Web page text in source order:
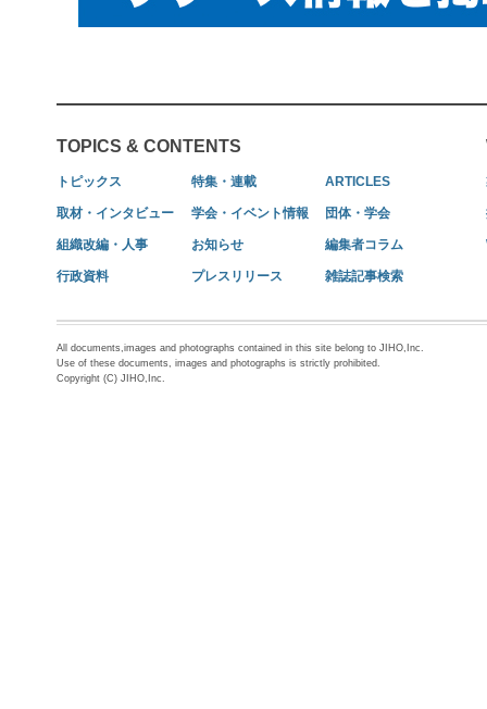
TOPICS & CONTENTS
トピックス 特集・連載 ARTICLES
取材・インタビュー 学会・イベント情報 団体・学会
組織改編・人事 お知らせ 編集者コラム
行政資料 プレスリリース 雑誌記事検索
All documents,images and photographs contained in this site belong to JIHO,Inc.
Use of these documents, images and photographs is strictly prohibited.
Copyright (C) JIHO,Inc.